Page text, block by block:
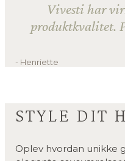
Vivesti har
produktkvalitet.
- Henriette
STYLE DIT
Oplev hvordan unikke